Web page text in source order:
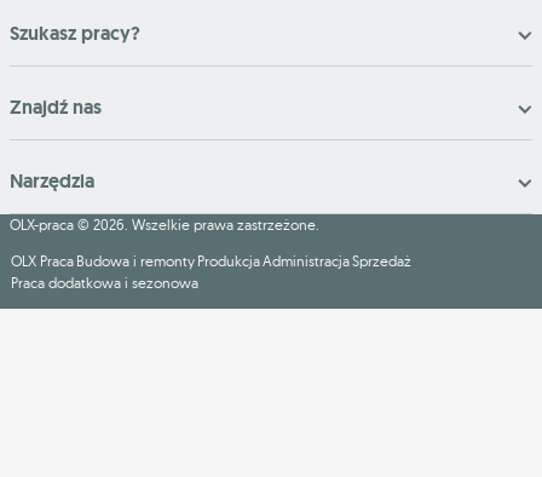
Szukasz pracy?
Znajdź nas
Narzędzia
OLX-praca © 2026. Wszelkie prawa zastrzeżone.
OLX Praca Budowa i remonty ProdukcjaAdministracjaSprzedaż
Praca dodatkowa i sezonowa